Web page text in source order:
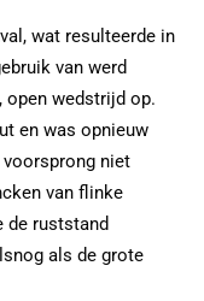
wat resulteerde in
van werd
open wedstrijd op.
en was opnieuw
voorsprong niet
van flinke
de ruststand
als de grote